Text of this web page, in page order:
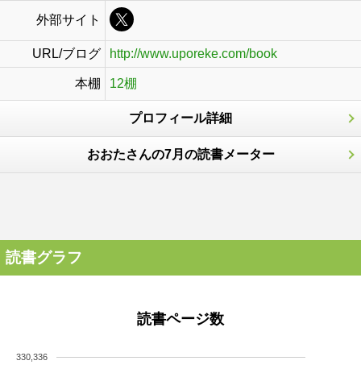
外部サイト
URL/ブログ http://www.uporeke.com/book
本棚 12棚
プロフィール詳細
おおたさんの7月の読書メーター
読書グラフ
読書ページ数
330,336